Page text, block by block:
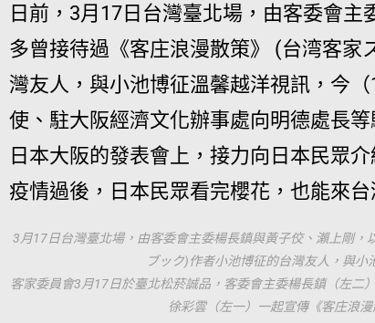
日前，3月17日台灣臺北場，由客委會
多曾接待過《客庄浪漫散策》 (台湾客家
灣友人，與小池博征溫馨越洋視訊，今
使、駐大阪經濟文化辦事處向明德處長
日本大阪的發表會上，接力向日本民眾
疫情過後，日本民眾看完櫻花，也能來
3月17日台灣臺北場，由客委會主委楊長鎮與黃子佼、瀨上剛
ブック)作者小池博征的台灣友人，與
客家委員會3月17日於臺北松菸誠品，客委會主委楊長鎮（左二
徐彩雲（左一）一起宣傳《客庄浪